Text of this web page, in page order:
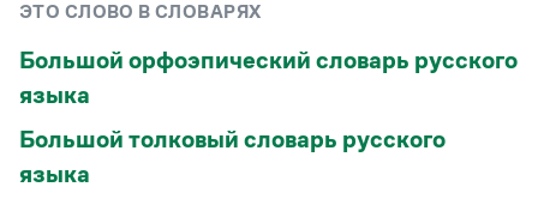
Словари
Научпоп
Учебники и справочники
Все книги
ЭТО СЛОВО В СЛОВАРЯХ
Большой орфоэпический словарь русского
языка
Большой толковый словарь русского
языка